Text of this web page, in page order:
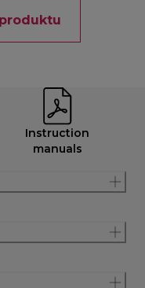
Instruction
manuals